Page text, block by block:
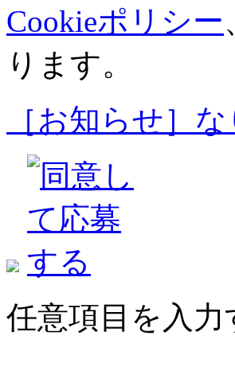
Cookieポリシー
ります。
［お知らせ］
任意項目を入力